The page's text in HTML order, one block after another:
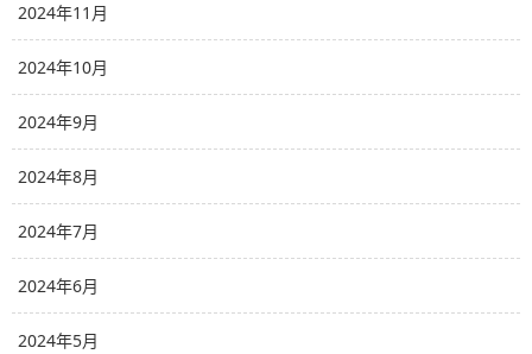
2024年11月
2024年10月
2024年9月
2024年8月
2024年7月
2024年6月
2024年5月